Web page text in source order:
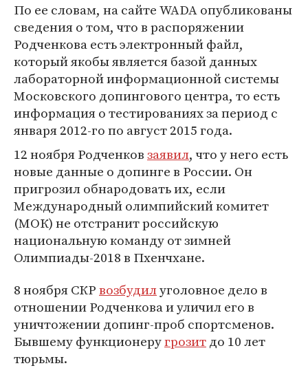
По ее словам, на сайте WADA опубликованы
сведения о том, что в распоряжении
Родченкова есть электронный файл,
который якобы является базой данных
лабораторной информационной системы
Московского допингового центра, то есть
информация о тестированиях за период с
января 2012-го по август 2015 года.
12 ноября Родченковзаявил, что у него есть
новые данные о допинге в России. Он
пригрозил обнародовать их, если
Международный олимпийский комитет
(МОК) не отстранит российскую
национальную команду от зимней
Олимпиады-2018 в Пхенчхане.
8 ноября СКРвозбудилуголовное дело в
отношении Родченкова и уличил его в
уничтожении допинг-проб спортсменов.
Бывшему функционеругрозитдо 10 лет
тюрьмы.